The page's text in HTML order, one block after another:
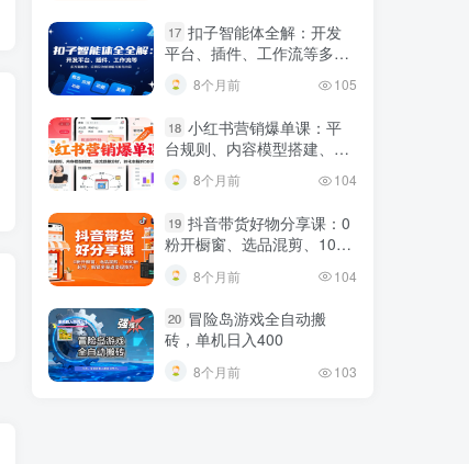
17 扣子智能体全解：开发
平台、插件、工作流等多方
发布内容
8个月前 105
18 小红书营销爆单课：平
台规则、内容模型搭建、投
500%8个月前 104
19 抖音带货好物分享课：0
粉开橱窗、选品混剪、1000
粉起号，解锁多渠道变现技
巧
8个月前 104
20 冒险岛游戏全自动搬
砖，单机日入400
8个月前 103